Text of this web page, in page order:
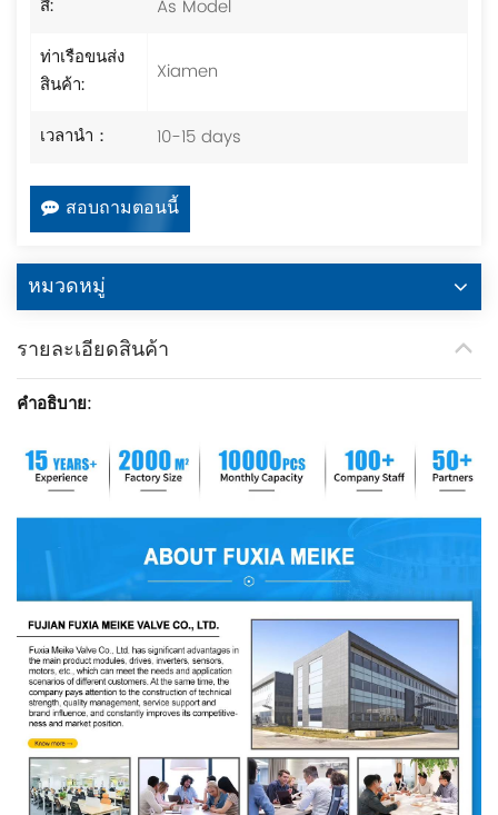
สี:
As Model
ท่าเรือขนส่ง
สินค้า:
Xiamen
เวลานำ： 10-15 days
สอบถามตอนนี้
หมวดหมู่
รายละเอียดสินค้า
คำอธิบาย: